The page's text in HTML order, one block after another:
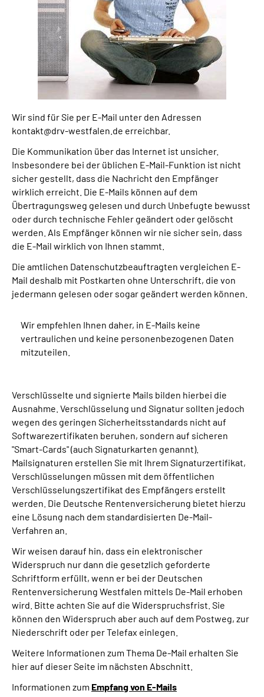
Wir sind für Sie per E-Mail unter den Adressen
kontakt@drv-westfalen.de erreichbar.
Die Kommunikation über das Internet ist unsicher.
Insbesondere bei der üblichen E-Mail-Funktion ist nicht
sicher gestellt, dass die Nachricht den Empfänger
wirklich erreicht. Die E-Mails können auf dem
Übertragungsweg gelesen und durch Unbefugte bewusst
oder durch technische Fehler geändert oder gelöscht
werden. Als Empfänger können wir nie sicher sein, dass
die E-Mail wirklich von Ihnen stammt.
Die amtlichen Datenschutzbeauftragten vergleichen E-
Mail deshalb mit Postkarten ohne Unterschrift, die von
jedermann gelesen oder sogar geändert werden können.
Wir empfehlen Ihnen daher, in E-Mails keine
vertraulichen und keine personenbezogenen Daten
mitzuteilen.
Verschlüsselte und signierte Mails bilden hierbei die
Ausnahme. Verschlüsselung und Signatur sollten jedoch
wegen des geringen Sicherheitsstandards nicht auf
Softwarezertifikaten beruhen, sondern auf sicheren
"Smart-Cards" (auch Signaturkarten genannt).
Mailsignaturen erstellen Sie mit Ihrem Signaturzertifikat,
Verschlüsselungen müssen mit dem öffentlichen
Verschlüsselungszertifikat des Empfängers erstellt
werden. Die Deutsche Rentenversicherung bietet hierzu
eine Lösung nach dem standardisierten De-Mail-
Verfahren an.
Wir weisen darauf hin, dass ein elektronischer
Widerspruch nur dann die gesetzlich geforderte
Schriftform erfüllt, wenn er bei der Deutschen
Rentenversicherung Westfalen mittels De-Mail erhoben
wird. Bitte achten Sie auf die Widerspruchsfrist. Sie
können den Widerspruch aber auch auf dem Postweg, zur
Niederschrift oder per Telefax einlegen.
Weitere Informationen zum Thema De-Mail erhalten Sie
hier auf dieser Seite im nächsten Abschnitt.
Informationen zum Empfang von E-Mails